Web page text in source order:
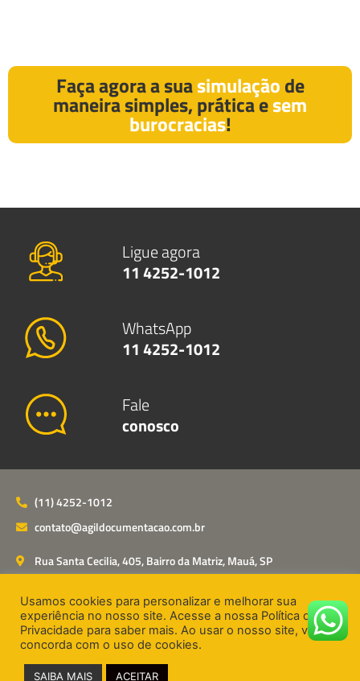
Faça agora a suasimulaçãode
maneira simples, prática esem
burocracias!
Ligue agora
11 4252-1012
WhatsApp
11 4252-1012
Fale
conosco
(11) 4252-1012
contato@agildocumentacao.com.br
Rua Santa Cecilia, 405, Bairro da Matriz, Mauá, SP
Desenvolvido por Emcomjunto
2021 Copyright Ágil Documentação
Usamos cookies para personalizar e melhorar sua
experiência no nosso site. Acesse a nossa Política de
Privacidade para saber mais. Ao usar o nosso site, você
concorda com o uso de cookies.
SAIBA MAIS ACEITAR